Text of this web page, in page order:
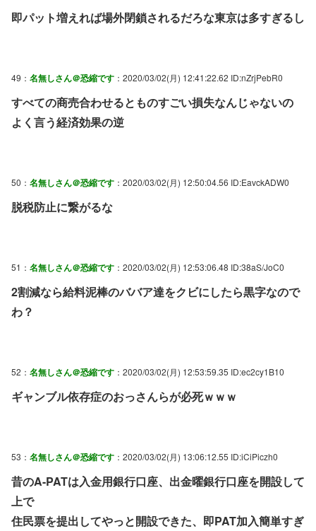
即パット増えれば場外閉鎖されるだろな東京は多すぎるし
49： 名無しさん＠恐縮です ：2020/03/02(月) 12:41:22.62 ID:nZrjPebR0
すべての商売合わせるとものすごい損失なんじゃないの
よく言う経済効果の逆
50： 名無しさん＠恐縮です ：2020/03/02(月) 12:50:04.56 ID:EavckADW0
脱税防止に繋がるな
51： 名無しさん＠恐縮です ：2020/03/02(月) 12:53:06.48 ID:38aS/JoC0
2割減なら給料泥棒のババア達をクビにしたら黒字なので
わ？
52： 名無しさん＠恐縮です ：2020/03/02(月) 12:53:59.35 ID:ec2cy1B10
ギャンブル依存症のおっさんらが必死ｗｗｗ
53： 名無しさん＠恐縮です ：2020/03/02(月) 13:06:12.55 ID:iCiPiczh0
昔のA-PATは入金用銀行口座、出金曜銀行口座を開設して
上で
住民票を提出してやっと開設できた、即PAT加入簡単すぎ